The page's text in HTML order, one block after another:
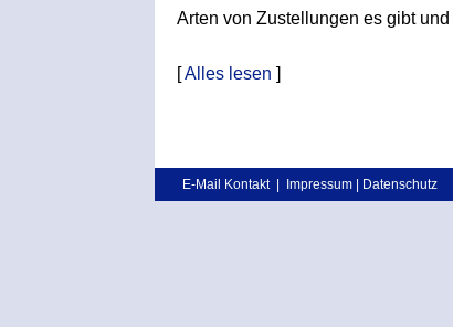
Arten von Zustellungen es gibt
[Alles lesen ]
E-Mail Kontakt| Impressum Datenschutz